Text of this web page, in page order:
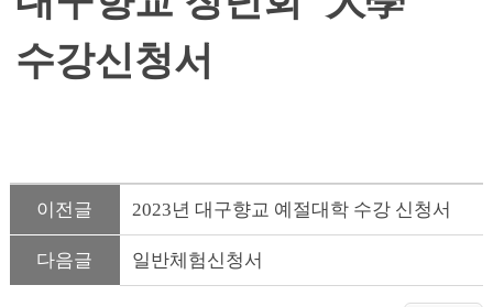
수강신청서
이전글 2023년 대구향교 예절대학 수강 신청서
다음글 일반체험신청서